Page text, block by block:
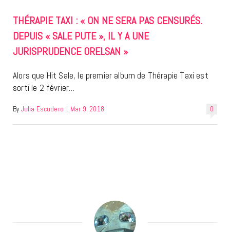
THÉRAPIE TAXI : « ON NE SERA PAS CENSURÉS.
DEPUIS « SALE PUTE », IL Y A UNE
JURISPRUDENCE ORELSAN »
Alors que Hit Sale, le premier album de Thérapie Taxi est
sorti le 2 février…
0
By Julia Escudero | Mar 9, 2018